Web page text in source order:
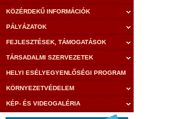
KÖZÉRDEKŰ INFORMÁCIÓK
PÁLYÁZATOK
FEJLESZTÉSEK, TÁMOGATÁSOK
TÁRSADALMI SZERVEZETEK
HELYI ESÉLYEGYENLŐSÉGI PROGRAM
KÖRNYEZETVÉDELEM
KÉP- ÉS VIDEOGALÉRIA